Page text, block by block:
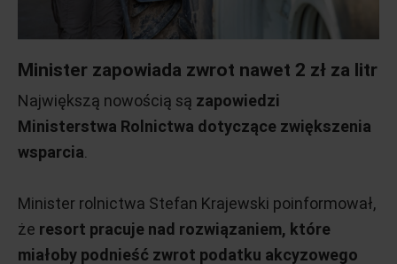
Minister zapowiada zwrot nawet 2 zł za litr
Największą nowością są zapowiedzi
Ministerstwa Rolnictwa dotyczące zwiększenia
wsparcia
Minister rolnictwa Stefan Krajewski poinformował,
że resort pracuje nad rozwiązaniem, które
miałoby podnieść zwrot podatku akcyzowego